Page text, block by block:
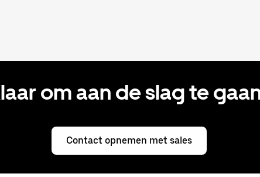
om aan de slag te
Contact opnemen met sales